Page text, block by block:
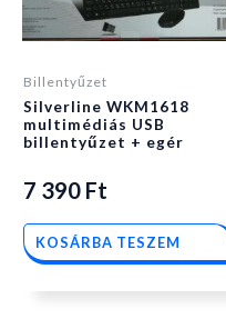
Billentyűzet
Silverline WKM1618
multimédiás USB
billentyűzet + egér
7 390 Ft
KOSÁRBA TESZEM